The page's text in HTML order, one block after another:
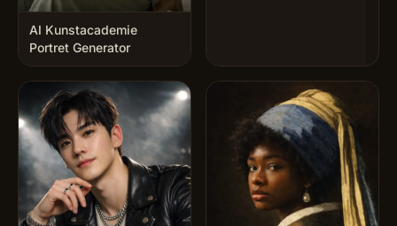
AI Kunstacademie
Portret Generator